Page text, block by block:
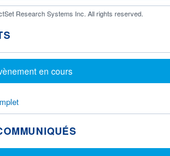
Research Systems Inc. All rights reserved.
d'information
en cours